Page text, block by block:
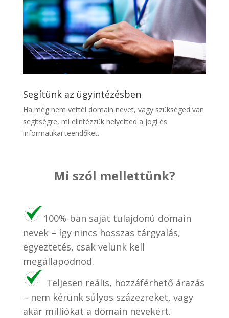
Segítünk az ügyintézésben
Ha még nem vettél domain nevet, vagy szükséged van
segítségre, mi elintézzük helyetted a jogi és
informatikai teendőket.
Mi szól mellettünk?
100%-ban saját tulajdonú domain
nevek – így nincs hosszas tárgyalás,
egyeztetés, csak velünk kell
megállapodnod.
Teljesen reális, hozzáférhető árazás
– nem kérünk súlyos százezreket, vagy
akár milliókat a domain nevekért.